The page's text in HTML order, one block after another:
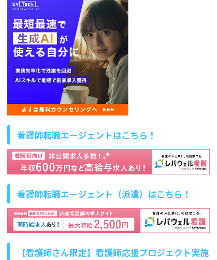
看護師転職エージェントはこちら！
看護師転職エージェント（派遣）はこちら！
【看護師さん限定】看護師応援プロジェクト実施